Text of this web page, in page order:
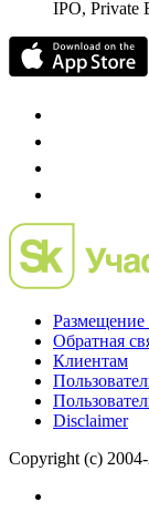
IPO, Private
Обратная
Клиентам
Disclaimer
Copyright (c)